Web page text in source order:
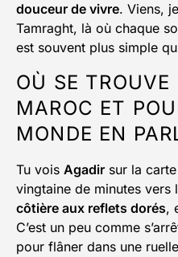
douceur de vivre. Viens,
Tamraght, là où chaque
est souvent plus simple
OÙ SE
MAROC ET
MONDE EN
Tu vois Agadir sur la
vingtaine de minutes vers
côtière aux reflets dorés,
C’est un peu comme
pour flâner dans une